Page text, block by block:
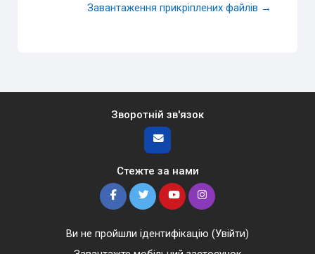
Завантаження прикріплених файлів →
Зворотній зв'язок
Стежте за нами
Ви не пройшли ідентифікацію (Увійти)